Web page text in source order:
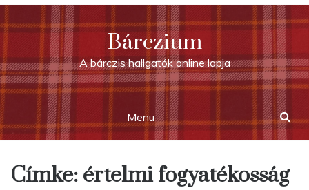
Skip
to
content
Bárczium
A bárczis hallgatók online lapja
Menu
Címke: értelmi fogyatékosság